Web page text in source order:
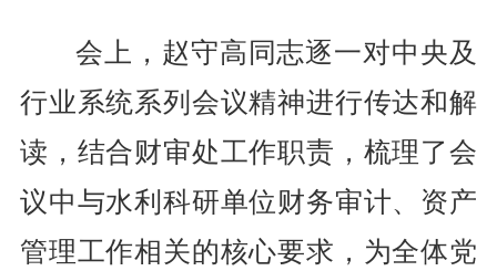
会上，赵守高同志逐一对中央及
行业系统系列会议精神进行传达和解
读，结合财审处工作职责，梳理了会
议中与水利科研单位财务审计、资产
管理工作相关的核心要求，为全体党